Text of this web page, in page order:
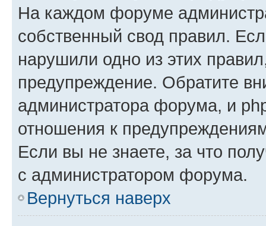
На каждом форуме
собственный свод правил.
нарушили одно из этих
предупреждение. Обратите
администратора форума, и
отношения к
Если вы не знаете, за что
с администратором форума.
Вернуться наверх